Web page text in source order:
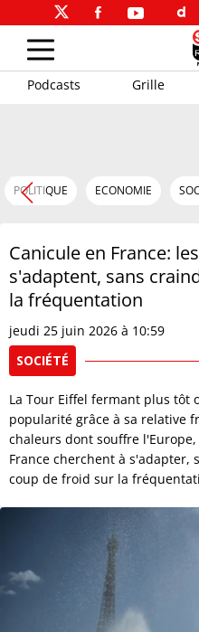
Podcasts Grille
POLITIQUE ECONOMIE
Canicule en France:
s'adaptent, sans
la fréquentation
jeudi 25 juin 2026 à 10:59
SOCIÉTÉ
La Tour Eiffel fermant plus tôt
popularité grâce à sa relative
chaleurs dont souffre
France cherchent à
coup de froid sur la